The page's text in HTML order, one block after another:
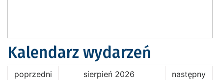
Kalendarz wydarzeń
poprzedni sierpień 2026 następny